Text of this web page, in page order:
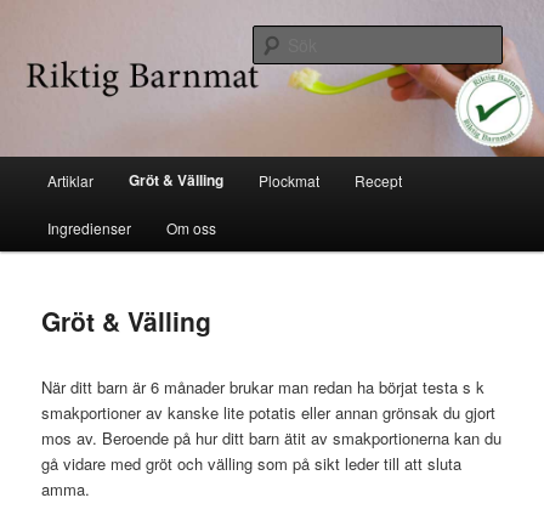
huvudinnehåll
Riktig barnmat
Sök
Artiklar Gröt & Välling Plockmat Recept
Ingredienser Om oss
Gröt & Välling
När ditt barn är 6 månader brukar man redan ha börjat testa s k
smakportioner av kanske lite potatis eller annan grönsak du gjort
mos av. Beroende på hur ditt barn ätit av smakportionerna kan du
gå vidare med gröt och välling som på sikt leder till att sluta
amma.